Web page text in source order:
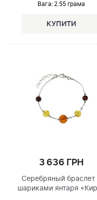
Вага: 2.55 грама
3 636 ГРН
Серебряный браслет
шариками янтаря